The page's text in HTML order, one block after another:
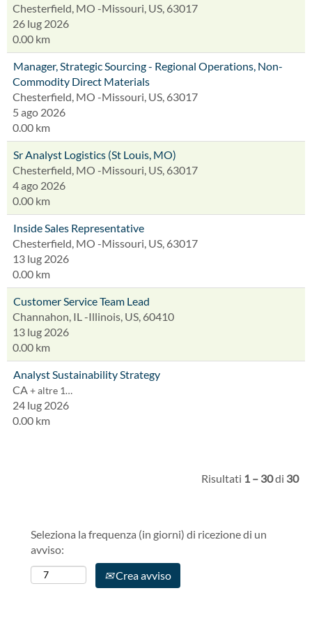
Chesterfield, MO -Missouri, US, 63017
26 lug 2026
0.00 km
Manager, Strategic Sourcing - Regional Operations, Non-
Commodity Direct Materials
Chesterfield, MO -Missouri, US, 63017
5 ago 2026
0.00 km
Sr Analyst Logistics (St Louis, MO)
Chesterfield, MO -Missouri, US, 63017
4 ago 2026
0.00 km
Inside Sales Representative
Chesterfield, MO -Missouri, US, 63017
13 lug 2026
0.00 km
Customer Service Team Lead
Channahon, IL -Illinois, US, 60410
13 lug 2026
0.00 km
Analyst Sustainability Strategy
CA+ altre 1…
24 lug 2026
0.00 km
Risultati 1 – 30di 30
Seleziona la frequenza (in giorni) di ricezione di un
avviso:
Crea avviso